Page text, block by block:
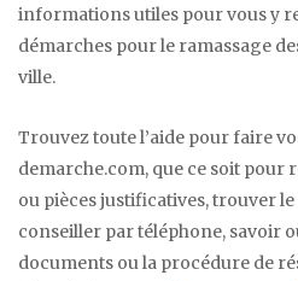
informations utiles pour vous y
démarches pour le ramassage
ville.
Trouvez toute l’aide pour faire
demarche.com, que ce soit pour
ou pièces justificatives, trouver
conseiller par téléphone, savoir
documents ou la procédure de